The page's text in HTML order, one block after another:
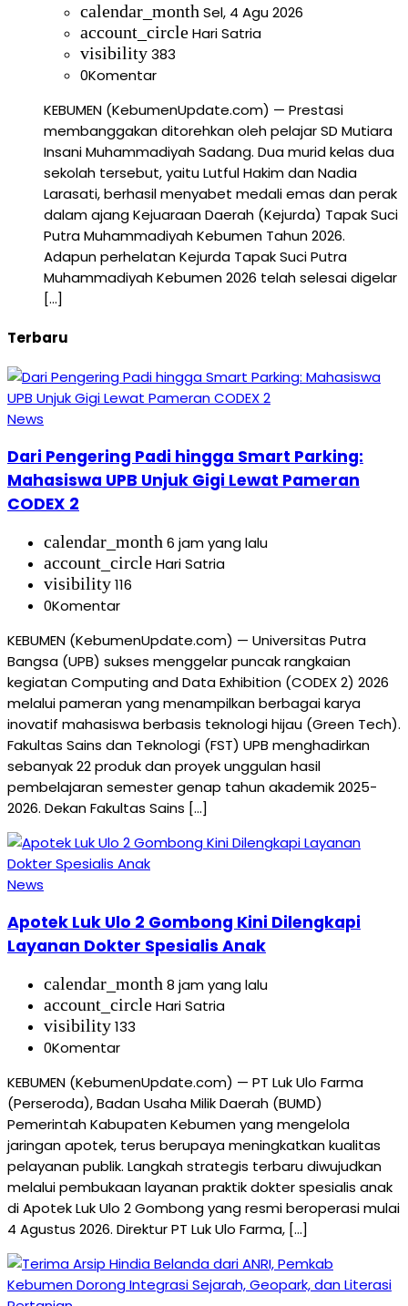
calendar_month Sel, 4 Agu 2026
account_circleHari Satria
visibility383
0Komentar
KEBUMEN (KebumenUpdate.com) — Prestasi
membanggakan ditorehkan oleh pelajar SD Mutiara
Insani Muhammadiyah Sadang. Dua murid kelas dua
sekolah tersebut, yaitu Lutful Hakim dan Nadia
Larasati, berhasil menyabet medali emas dan perak
dalam ajang Kejuaraan Daerah (Kejurda) Tapak Suci
Putra Muhammadiyah Kebumen Tahun 2026.
Adapun perhelatan Kejurda Tapak Suci Putra
Muhammadiyah Kebumen 2026 telah selesai digelar
[…]
Terbaru
News
Dari Pengering Padi hingga Smart Parking:
Mahasiswa UPB Unjuk Gigi Lewat Pameran
CODEX 2
calendar_month 6 jam yang lalu
account_circleHari Satria
visibility116
0Komentar
KEBUMEN (KebumenUpdate.com) — Universitas Putra
Bangsa (UPB) sukses menggelar puncak rangkaian
kegiatan Computing and Data Exhibition (CODEX 2) 2026
melalui pameran yang menampilkan berbagai karya
inovatif mahasiswa berbasis teknologi hijau (Green Tech).
Fakultas Sains dan Teknologi (FST) UPB menghadirkan
sebanyak 22 produk dan proyek unggulan hasil
pembelajaran semester genap tahun akademik 2025-
2026. Dekan Fakultas Sains […]
News
Apotek Luk Ulo 2 Gombong Kini Dilengkapi
Layanan Dokter Spesialis Anak
calendar_month 8 jam yang lalu
account_circleHari Satria
visibility133
0Komentar
KEBUMEN (KebumenUpdate.com) — PT Luk Ulo Farma
(Perseroda), Badan Usaha Milik Daerah (BUMD)
Pemerintah Kabupaten Kebumen yang mengelola
jaringan apotek, terus berupaya meningkatkan kualitas
pelayanan publik. Langkah strategis terbaru diwujudkan
melalui pembukaan layanan praktik dokter spesialis anak
di Apotek Luk Ulo 2 Gombong yang resmi beroperasi mulai
4 Agustus 2026. Direktur PT Luk Ulo Farma, […]